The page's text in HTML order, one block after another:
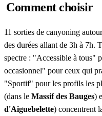
Comment choisir
11 sorties de canyoning
des durées allant de 3h à 7h.
spectre : "Accessible à tous"
occasionnel" pour ceux qui
"Sportif" pour les profils les
(dans le Massif des Bauges)
d'Aiguebelette) concentrent